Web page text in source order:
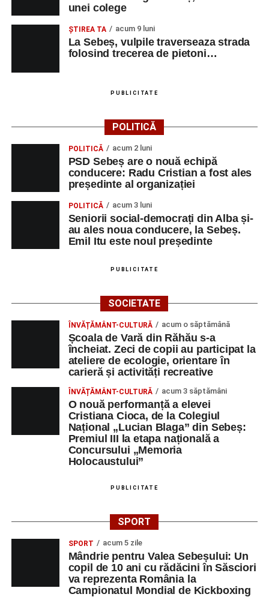
De la ora 10:00:
activități dedicate copiilor, în
cadrul programului „Copiii în armonia orașului”;
Ora 18:30 – Aula Primăriei Sebeș:festivitatea
de premiere a șefilor de promoție și a elevilor cu
Ora 19:30 – Parcul Tineretului:
artistice susținute de Școala de Muzică „DoReMi”,
Cavalerii de Mühlbach și Trupa de Dansuri Săsești
Sebeș;
Ora 20:30 – Parcul Tineretului:proiecția filmului
de animație„Buffalo Kids”
Joi, 28 august
de premiere a medicilor și preoților retrași din
Ora 19:00 – Grădina Muzeului Municipal „Ioan
, susținut de
Remus Grama and The
Concert Band, alcătuit din membri ai Orchestrei
Filarmonicii de Stat Târgu Mureș.
Vineri, 29 august
Ora 11:00 – Aula Primăriei Sebeș: „Armonia
prieteniei”, întâlnire oficială cu reprezentanții
orașelor înfrățite;
Ora 19:00 – Grădina Muzeului Municipal:
care împlinesc 50 de ani de căsătorie, urmată de un
Cooperativa 9;
Orele 10:00–19:00 – Stadionul Pielarul:
Sebeșului la Fotbal Juniori, ediția I (Under 9 și
Under 11);
Orele 16:00–24:00 – Parcul Arini:parc de
unei colege
ŞTIREA TA acum 9 luni
La Sebeș, vulpile traverseaza strada
folosind trecerea de pietoni…
PUBLICITATE
POLITICĂ
POLITICĂ acum 2 luni
PSD Sebeș are o nouă echipă
conducere: Radu Cristian a fost ales
președinte al organizației
POLITICĂ acum 3 luni
Seniorii social-democrați din Alba și-
au ales noua conducere, la Sebeș.
Emil Itu este noul președinte
PUBLICITATE
SOCIETATE
ÎNVĂȚĂMÂNT-CULTURĂ acum o săptămână
Școala de Vară din Răhău s-a
încheiat. Zeci de copii au participat la
ateliere de ecologie, orientare în
carieră și activități recreative
ÎNVĂȚĂMÂNT-CULTURĂ acum 3 săptămâni
O nouă performanță a elevei
Cristiana Cioca, de la Colegiul
Național „Lucian Blaga” din Sebeș:
Premiul III la etapa națională a
Concursului „Memoria
Holocaustului”
PUBLICITATE
SPORT
SPORT acum 5 zile
Mândrie pentru Valea Sebeșului: Un
copil de 10 ani cu rădăcini în Săsciori
va reprezenta România la
Campionatul Mondial de Kickboxing